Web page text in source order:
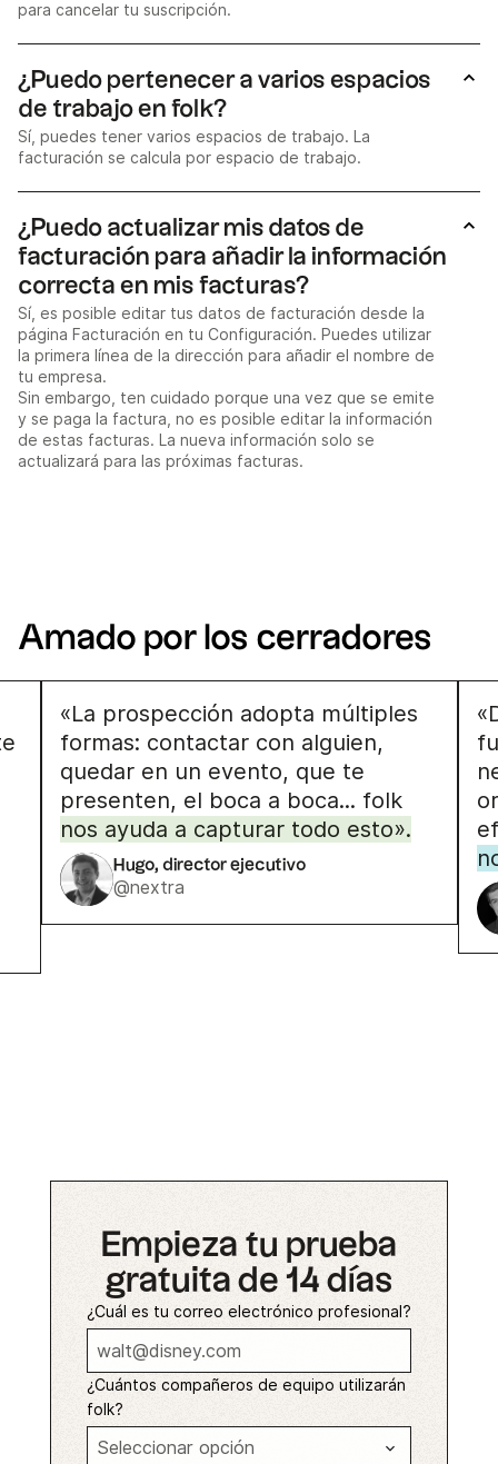
para cancelar tu suscripción.
¿Puedo pertenecer a varios espacios
de trabajo en folk?
Sí, puedes tener varios espacios de trabajo. La
facturación se calcula por espacio de trabajo.
¿Puedo actualizar mis datos de
facturación para añadir la información
correcta en mis facturas?
Sí, es posible editar tus datos de facturación desde la
página Facturación en tu Configuración. Puedes utilizar
la primera línea de la dirección para añadir el nombre de
tu empresa.
Sin embargo, ten cuidado porque una vez que se emite
y se paga la factura, no es posible editar la información
de estas facturas. La nueva información solo se
actualizará para las próximas facturas.
Amado por los cerradores
«La prospección adopta múltiples
formas: contactar con alguien,
quedar en un evento, que te
presenten, el boca a boca... folk
nos ayuda a capturar todo esto».
Hugo, director ejecutivo
@nextra
Empieza tu prueba
gratuita de 14 días
¿Cuál es tu correo electrónico profesional?
¿Cuántos compañeros de equipo utilizarán
folk?